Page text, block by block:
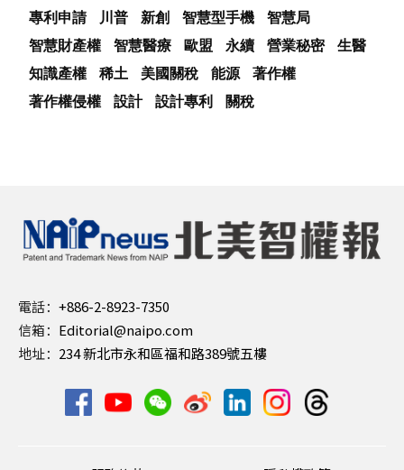
專利申請
川普 新創 智慧型手機
智慧局
智慧財產權
智慧醫療 歐盟 永續 營業秘密
生醫
知識產權
稀土 美國關稅 能源
著作權
著作權侵權
設計 設計專利 關稅
電話： +886-2-8923-7350
信箱： Editorial@naipo.com
地址： 234 新北市永和區福和路389號五樓